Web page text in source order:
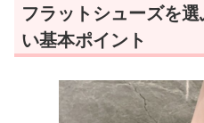
フラットシューズを
い基本ポイント